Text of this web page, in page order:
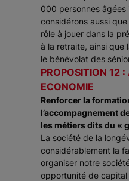
000 personnes âgées
considérons aussi
rôle à jouer dans la
à la retraite, ainsi que
le bénévolat des
PROPOSITION 12
ECONOMIE
Renforcer la
l’accompagnement
les métiers dits du «
La société de la
considérablement la
organiser notre
opportunité de capital